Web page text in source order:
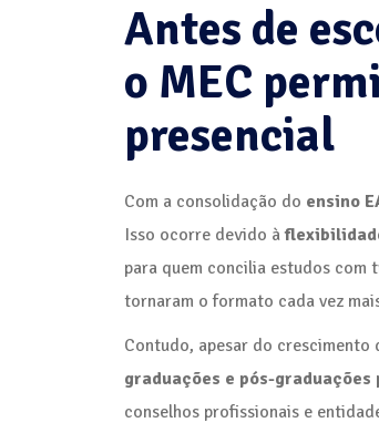
Antes de
o MEC
presencial
Com a consolidação do ensino
Isso ocorre devido à
para quem concilia estudos
tornaram o formato cada vez
Contudo, apesar do
graduações e pós-
conselhos profissionais e